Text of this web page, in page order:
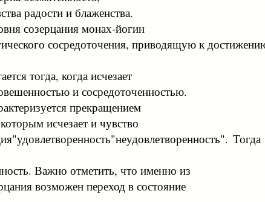
радости и блаженства.
созерцания монах-йогин
сосредоточения, приводящую к
тогда, когда исчезает
и сосредоточенностью.
прекращением
исчезает и чувство
Важно отметить, что именно из
возможен переход в состояние